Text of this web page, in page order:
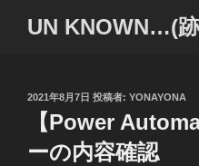
UN KNOWN…(
投
2021年8月7日 投稿者: YONAYONA
【Power
ーの内容確認